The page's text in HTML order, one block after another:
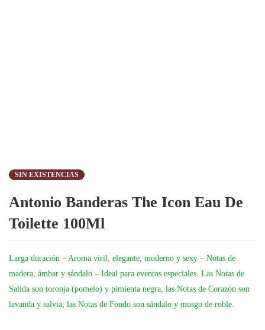
SIN EXISTENCIAS
Antonio Banderas The Icon Eau De
Toilette 100Ml
Larga duración – Aroma viril, elegante, moderno y sexy – Notas de
madera, ámbar y sándalo – Ideal para eventos especiales. Las Notas de
Salida son toronja (pomelo) y pimienta negra; las Notas de Corazón son
lavanda y salvia; las Notas de Fondo son sándalo y musgo de roble.